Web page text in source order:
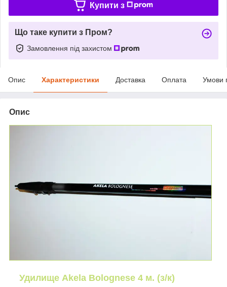
Купити з
Що таке купити з Пром?
Замовлення під захистом
Опис Характеристики Доставка Оплата Умови
Опис
Удилище Akela Bolognese 4 м. (з/к)